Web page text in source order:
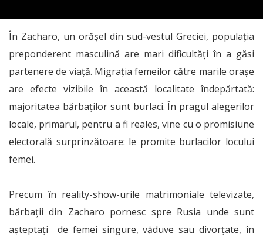
În Zacharo, un orășel din sud-vestul Greciei, populația
preponderent masculină are mari dificultăți în a găsi
partenere de viață. Migrația femeilor către marile orașe
are efecte vizibile în această localitate îndepărtată:
majoritatea bărbaților sunt burlaci. În pragul alegerilor
locale, primarul, pentru a fi reales, vine cu o promisiune
electorală surprinzătoare: le promite burlacilor locului
femei.
Precum în reality-show-urile matrimoniale televizate,
bărbații din Zacharo pornesc spre Rusia unde sunt
așteptați de femei singure, văduve sau divorțate, în